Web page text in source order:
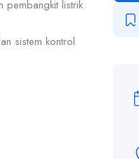
pembangkit listrik
sistem kontrol